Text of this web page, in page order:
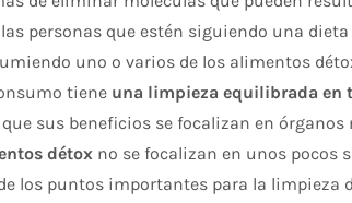
personas que estén siguiendo una
uno o varios de los alimentos
tiene una limpieza equilibrada en
que sus beneficios se focalizan en
détox no se focalizan en unos pocos
los puntos importantes para la limpieza